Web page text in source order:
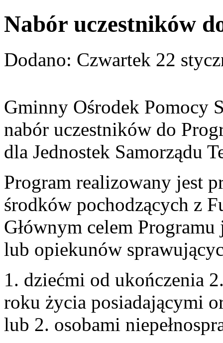
Nabór uczestników
Dodano: Czwartek 22
Gminny Ośrodek Pomocy
nabór uczestników do
dla Jednostek Samorządu
Program realizowany jest
środków pochodzących z
Głównym celem
lub opiekunów
1. dziećmi od ukończenia
roku życia posiadającymi
lub 2. osobami